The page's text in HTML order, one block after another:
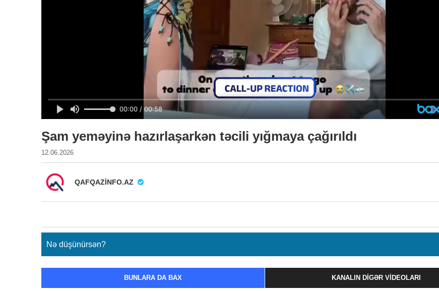
Şam yeməyinə hazırlaşarkən təcili yığmaya çağırıldı
12.06.2026
QAFQAZINFO.AZ
Nə düşünürsən?
BUNLARA DA BAX KANALIN DIGƏR VIDEOLARI